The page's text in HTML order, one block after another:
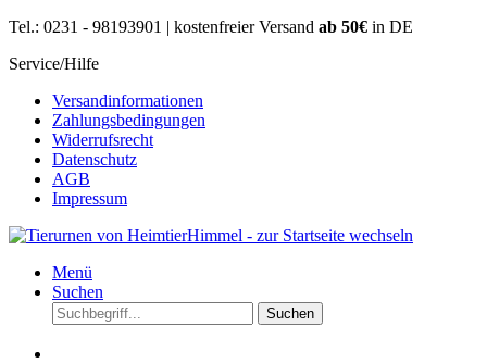
Tel.: 0231 - 98193901 | kostenfreier Versand ab 50€ in DE
Service/Hilfe
Versandinformationen
Zahlungsbedingungen
Widerrufsrecht
Datenschutz
AGB
Impressum
Menü
Suchen
Suchen